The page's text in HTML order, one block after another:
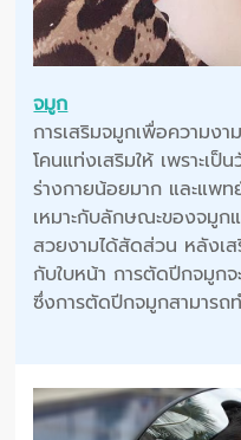
จมูก
การเสริมจมูกเพื่อความง
โคนแท่งเสริมให้ เพราะเ
ร่างกายน้อยมาก และแพท
เหมาะกับลักษณะของจมูก
สวยงามได้สัดส่วน หลังเ
กับใบหน้า การตัดปีกจมูก
ซึ่งการตัดปีกจมูกสามารถ